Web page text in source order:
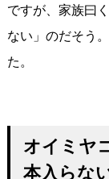
ですが、家族曰
ない」のだそう
た。
オイミ
本入らな